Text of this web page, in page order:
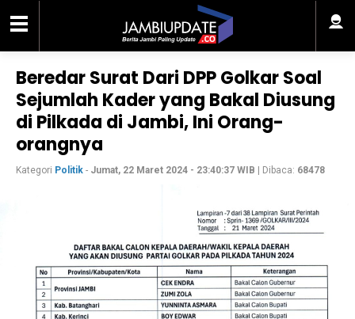
Beredar Surat Dari DPP Golkar Soal
Sejumlah Kader yang Bakal Diusung
di Pilkada di Jambi, Ini Orang-
orangnya
Kategori Politik - Jumat, 22 Maret 2024 - 23:40:37 WIB | Dibaca: 68478